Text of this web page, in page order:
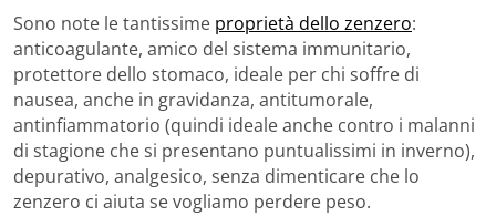
Sono note le tantissime proprietà dello zenzero:
anticoagulante, amico del sistema immunitario,
protettore dello stomaco, ideale per chi soffre di
nausea, anche in gravidanza, antitumorale,
antinfiammatorio (quindi ideale anche contro i malanni
di stagione che si presentano puntualissimi in inverno),
depurativo, analgesico, senza dimenticare che lo
zenzero ci aiuta se vogliamo perdere peso.